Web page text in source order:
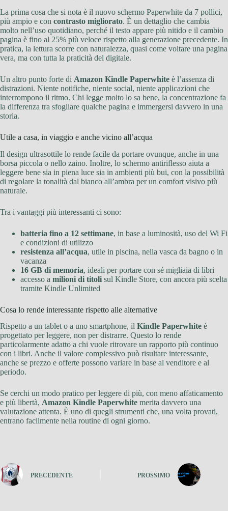
La prima cosa che si nota è il nuovo schermo Paperwhite da 7 pollici,
più ampio e con contrasto migliorato. È un dettaglio che cambia
molto nell’uso quotidiano, perché il testo appare più nitido e il cambio
pagina è fino al 25% più veloce rispetto alla generazione precedente. In
pratica, la lettura scorre con naturalezza, quasi come voltare una pagina
vera, ma con tutta la praticità del digitale.
Un altro punto forte di Amazon Kindle Paperwhite è l’assenza di
distrazioni. Niente notifiche, niente social, niente applicazioni che
interrompono il ritmo. Chi legge molto lo sa bene, la concentrazione fa
la differenza tra sfogliare qualche pagina e immergersi davvero in una
storia.
Utile a casa, in viaggio e anche vicino all’acqua
Il design ultrasottile lo rende facile da portare ovunque, anche in una
borsa piccola o nello zaino. Inoltre, lo schermo antiriflesso aiuta a
leggere bene sia in piena luce sia in ambienti più bui, con la possibilità
di regolare la tonalità dal bianco all’ambra per un comfort visivo più
naturale.
Tra i vantaggi più interessanti ci sono:
batteria fino a 12 settimane, in base a luminosità, uso del Wi Fi
e condizioni di utilizzo
resistenza all’acqua, utile in piscina, nella vasca da bagno o in
vacanza
16 GB di memoria, ideali per portare con sé migliaia di libri
accesso a milioni di titoli sul Kindle Store, con ancora più scelta
tramite Kindle Unlimited
Cosa lo rende interessante rispetto alle alternative
Rispetto a un tablet o a uno smartphone, il Kindle Paperwhite è
progettato per leggere, non per distrarre. Questo lo rende
particolarmente adatto a chi vuole ritrovare un rapporto più continuo
con i libri. Anche il valore complessivo può risultare interessante,
anche se prezzo e offerte possono variare in base al venditore e al
periodo.
Se cerchi un modo pratico per leggere di più, con meno affaticamento
e più libertà, Amazon Kindle Paperwhite merita davvero una
valutazione attenta. È uno di quegli strumenti che, una volta provati,
entrano facilmente nella routine di ogni giorno.
PRECEDENTE PROSSIMO